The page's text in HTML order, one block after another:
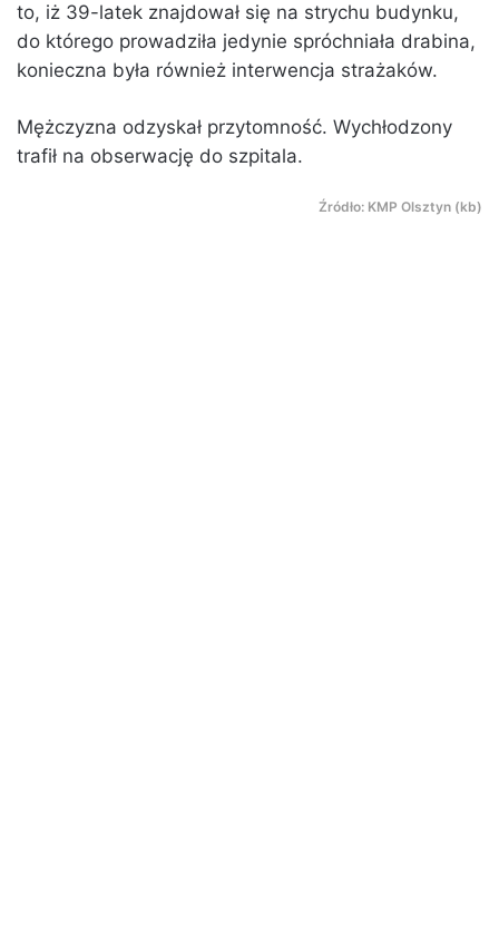
to, iż 39-latek znajdował się na strychu budynku,
do którego prowadziła jedynie spróchniała drabina,
konieczna była również interwencja strażaków.
Mężczyzna odzyskał przytomność. Wychłodzony
trafił na obserwację do szpitala.
Źródło: KMP Olsztyn (kb)